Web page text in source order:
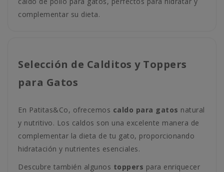
complementar su dieta.
Selección de Calditos y Toppers
para Gatos
En Patitas&Co, ofrecemos caldo para gatos natural
y nutritivo. Los caldos son una excelente manera de
complementar la dieta de tu gato, proporcionando
hidratación y nutrientes esenciales.
Descubre también algunos toppers para enriquecer